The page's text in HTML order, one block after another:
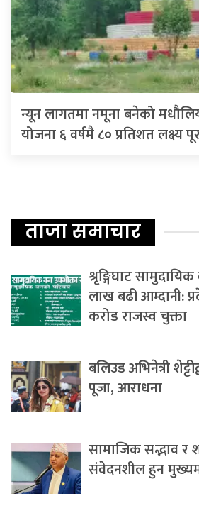
न्यून लागतमा नमूना बनेको
योजना ६ वर्षमै ८० प्रतिशत लक्ष्य
ताजा समाचार
श्रृङ्गिघाट
लाख बढी आम्दानी:
करोड राजस्व चुक्ता
बलिउड अभिनेत्री
पूजा, आराधना
सामाजिक सद्भाव र
संवेदनशील हुन